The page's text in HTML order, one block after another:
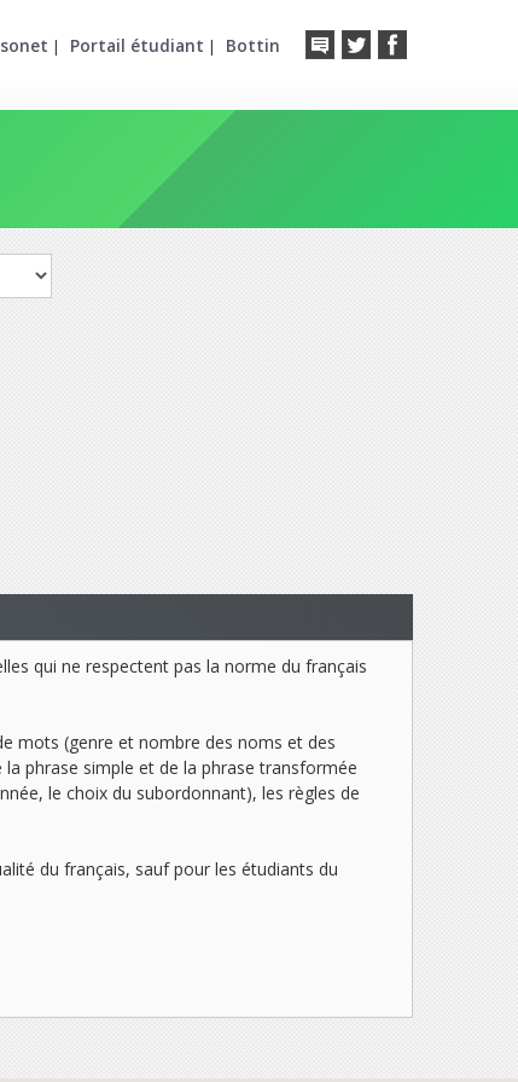
| Portail étudiant | Bottin
qui ne respectent pas la norme du français
mots (genre et nombre des noms et des
phrase simple et de la phrase transformée
le choix du subordonnant), les règles de
du français, sauf pour les étudiants du